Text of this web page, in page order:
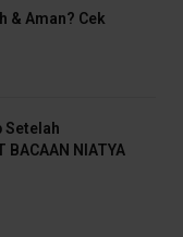
& Aman? Cek
Setelah
NIATYA